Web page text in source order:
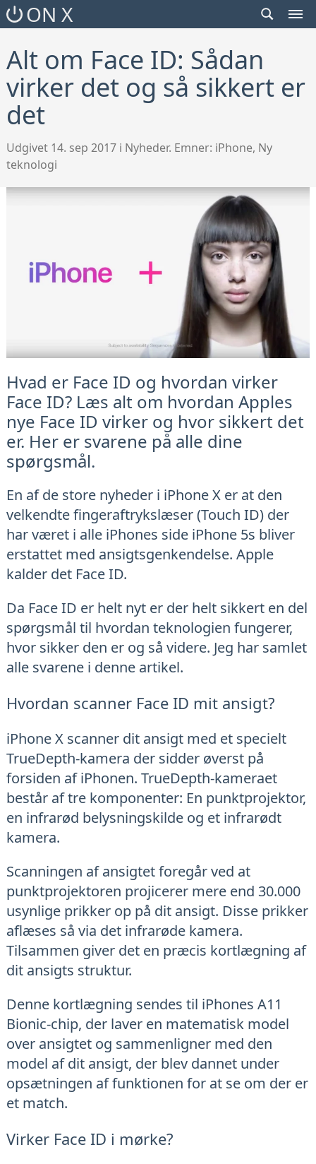
ON X
TOGGLE
Alt om Face ID: Sådan
virker det og så sikkert er
det
Udgivet 14. sep 2017 i Nyheder. Emner: iPhone, Ny
teknologi
Hvad er Face ID og hvordan virker
Face ID? Læs alt om hvordan Apples
nye Face ID virker og hvor sikkert det
er. Her er svarene på alle dine
spørgsmål.
En af de store nyheder i iPhone X er at den
velkendte fingeraftrykslæser (Touch ID) der
har været i alle iPhones side iPhone 5s bliver
erstattet med ansigtsgenkendelse. Apple
kalder det Face ID.
Da Face ID er helt nyt er der helt sikkert en del
spørgsmål til hvordan teknologien fungerer,
hvor sikker den er og så videre. Jeg har samlet
alle svarene i denne artikel.
Hvordan scanner Face ID mit ansigt?
iPhone X scanner dit ansigt med et specielt
TrueDepth-kamera der sidder øverst på
forsiden af iPhonen. TrueDepth-kameraet
består af tre komponenter: En punktprojektor,
en infrarød belysningskilde og et infrarødt
kamera.
Scanningen af ansigtet foregår ved at
punktprojektoren projicerer mere end 30.000
usynlige prikker op på dit ansigt. Disse prikker
aflæses så via det infrarøde kamera.
Tilsammen giver det en præcis kortlægning af
dit ansigts struktur.
Denne kortlægning sendes til iPhones A11
Bionic-chip, der laver en matematisk model
over ansigtet og sammenligner med den
model af dit ansigt, der blev dannet under
opsætningen af funktionen for at se om der er
et match.
Virker Face ID i mørke?